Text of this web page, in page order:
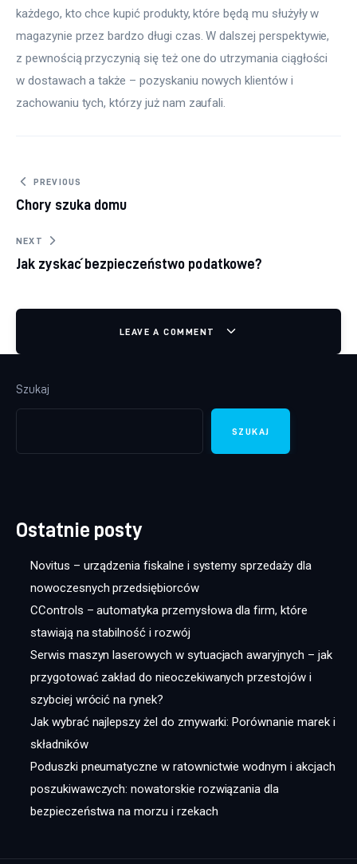
każdego, kto chce kupić produkty, które będą mu służyły w
magazynie przez bardzo długi czas. W dalszej perspektywie,
z pewnością przyczynią się też one do utrzymania ciągłości
w dostawach a także – pozyskaniu nowych klientów i
zachowaniu tych, którzy już nam zaufali.
Nawigacja wpisu
PREVIOUS
Chory szuka domu
NEXT
Jak zyskać bezpieczeństwo podatkowe?
LEAVE A COMMENT
Szukaj
SZUKAJ
Ostatnie posty
Novitus – urządzenia fiskalne i systemy sprzedaży dla
nowoczesnych przedsiębiorców
CControls – automatyka przemysłowa dla firm, które
stawiają na stabilność i rozwój
Serwis maszyn laserowych w sytuacjach awaryjnych – jak
przygotować zakład do nieoczekiwanych przestojów i
szybciej wrócić na rynek?
Jak wybrać najlepszy żel do zmywarki: Porównanie marek i
składników
Poduszki pneumatyczne w ratownictwie wodnym i akcjach
poszukiwawczych: nowatorskie rozwiązania dla
bezpieczeństwa na morzu i rzekach